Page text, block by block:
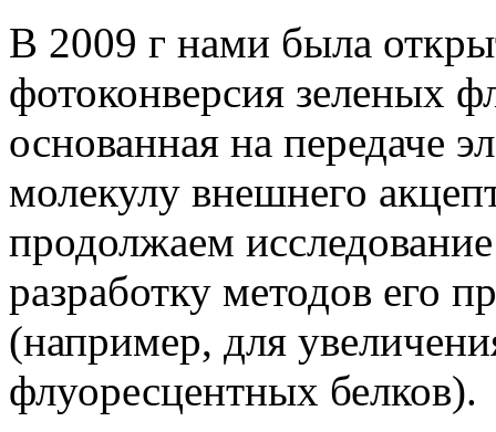
В 2009 г нами была
фотоконверсия зеленых
основанная на передаче
молекулу внешнего
продолжаем
разработку методов его
(например, для
флуоресцентных белков).